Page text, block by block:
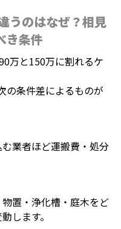
うのはなぜ？相見
き条件
万と150万に割れるケ
の条件差によるものが
業者ほど運搬費・処分
置・浄化槽・庭木をど
します。